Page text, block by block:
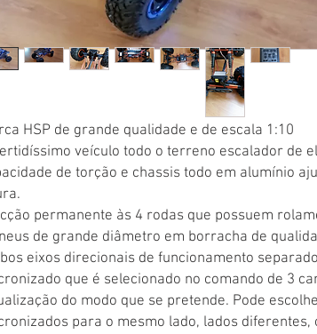
HSP de grande qualidade e de escala 1:10
veículo todo o terreno escalador de
de torção e chassis todo em alumínio
permanente às 4 rodas que possuem
de grande diâmetro em borracha de
eixos direcionais de funcionamento
que é selecionado no comando de 3
do modo que se pretende. Pode
para o mesmo lado, lados diferentes,